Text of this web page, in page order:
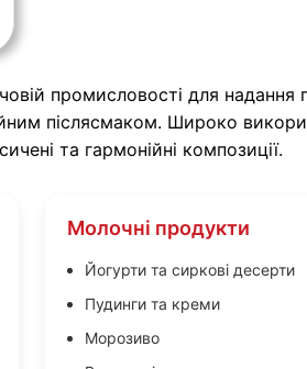
промисловості для
післясмаком. Широко
та гармонійні композиції.
Молочні продукти
Йогурти та сиркові десерти
Пудинги та креми
Морозиво